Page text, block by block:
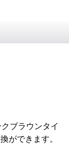
ブラウンタイ
ができます。